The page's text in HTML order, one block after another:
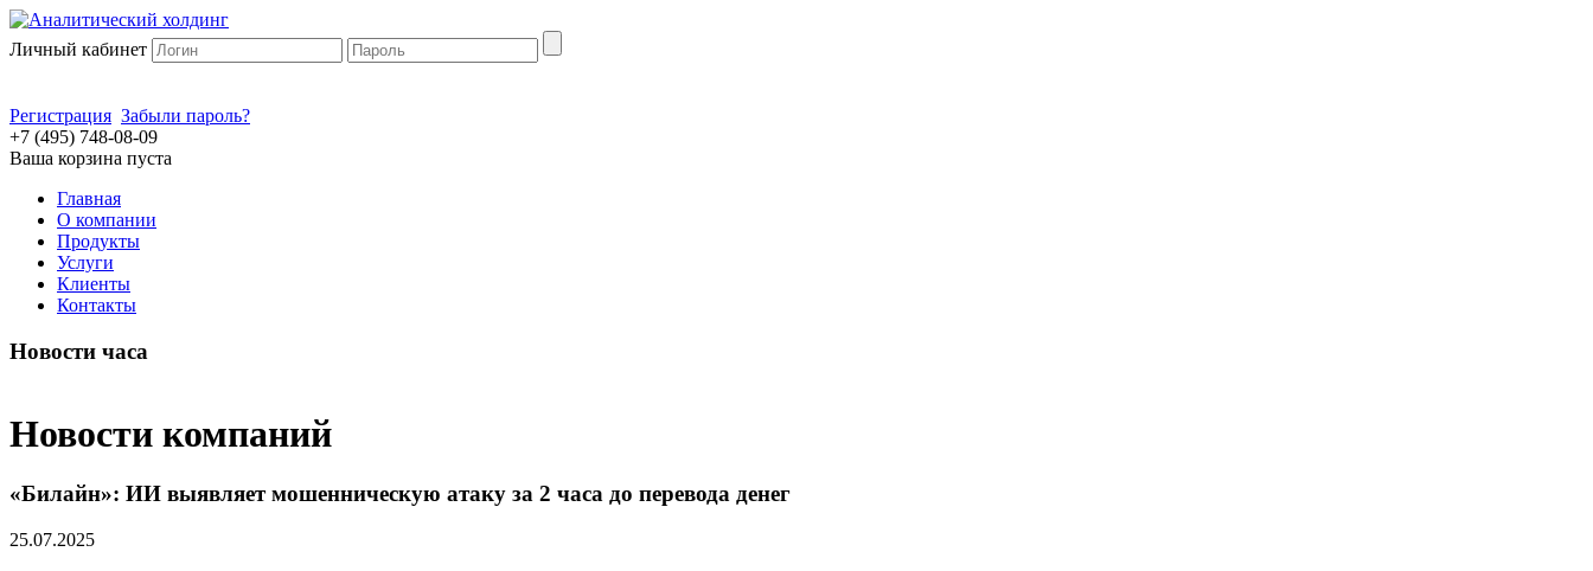
Личный кабинет
Регистрация Забыли пароль?
+7 (495) 748-08-09
Ваша корзина пуста
Главная
О компании
Продукты
Услуги
Клиенты
Контакты
Новости часа
Новости компаний
«Билайн»: ИИ выявляет мошенническую атаку за 2 часа до перевода денег
25.07.2025